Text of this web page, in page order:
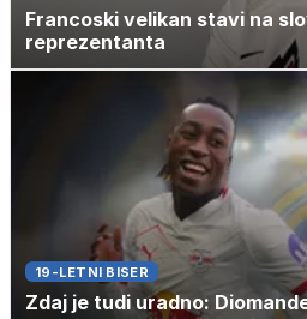
Francoski velikan stavi na
reprezentanta
19-LETNI BISER
Zdaj je tudi uradno: